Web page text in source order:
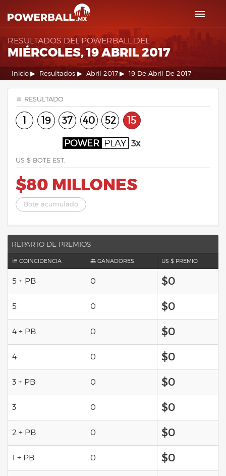
RESULTADOS DEL POWERBALL DEL
MIÉRCOLES, 19 ABRIL 2017
Inicio Resultados Abril 2017 19 De Abril De 2017
RESULTADO
1 19 37 40 52 15
POWER PLAY 3x
US $ BOTE EST.
$80 MILLONES
Bote acumulado
REPARTO DE PREMIOS
COINCIDENCIA GANADORES US $ PREMIO
5 + PB 0 $0
5 0 $0
4 + PB 0 $0
4 0 $0
3 + PB 0 $0
3 0 $0
2 + PB 0 $0
1 + PB 0 $0